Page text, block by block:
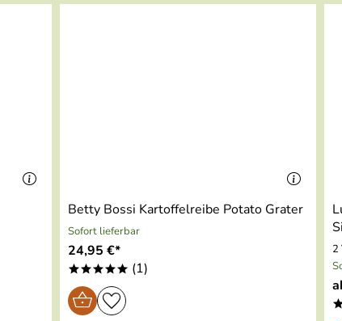
Betty Bossi Kartoffelreibe Potato Grater
Sofort lieferbar
24,95 €*
***** (1)
2